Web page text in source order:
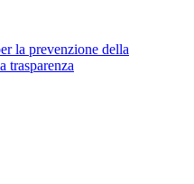
la prevenzione della
trasparenza